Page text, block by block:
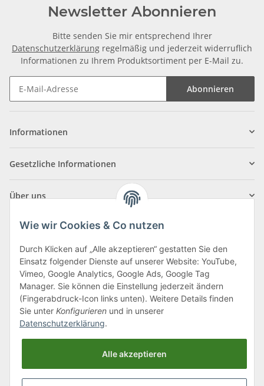
Newsletter Abonnieren
Bitte senden Sie mir entsprechend Ihrer
Datenschutzerklärung regelmäßig und jederzeit widerruflich
Informationen zu Ihrem Produktsortiment per E-Mail zu.
Abonnieren
Informationen
Gesetzliche Informationen
Über uns
Klagenfurter Straße 29
9556 Liebenfels
Montag bis Donnerstag: 8:00 bis 16:30 Uhr
Freitag: 8:00 bis 12:00 Uhr
Tel.:0043 (0) 4262 50900
office@cncshop.at
Wie wir Cookies & Co nutzen
Durch Klicken auf „Alle akzeptieren“ gestatten Sie den
Einsatz folgender Dienste auf unserer Website: YouTube,
Vimeo, Google Analytics, Google Ads, Google Tag
Manager. Sie können die Einstellung jederzeit ändern
(Fingerabdruck-Icon links unten). Weitere Details finden
Sie unter Konfigurieren und in unserer
Datenschutzerklärung.
Alle akzeptieren